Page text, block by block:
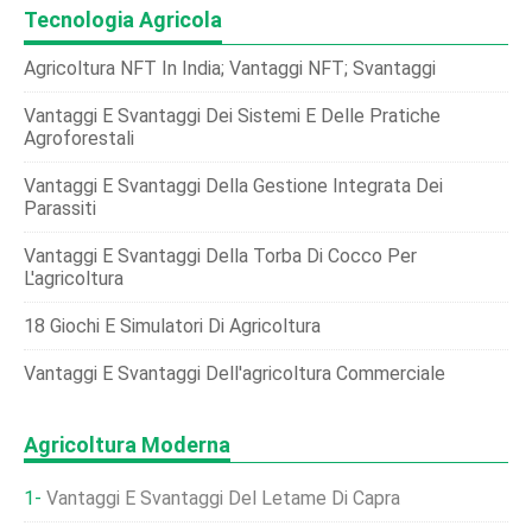
Tecnologia Agricola
Agricoltura NFT In India; Vantaggi NFT; Svantaggi
Vantaggi E Svantaggi Dei Sistemi E Delle Pratiche
Agroforestali
Vantaggi E Svantaggi Della Gestione Integrata Dei
Parassiti
Vantaggi E Svantaggi Della Torba Di Cocco Per
L'agricoltura
18 Giochi E Simulatori Di Agricoltura
Vantaggi E Svantaggi Dell'agricoltura Commerciale
Agricoltura Moderna
Vantaggi E Svantaggi Del Letame Di Capra